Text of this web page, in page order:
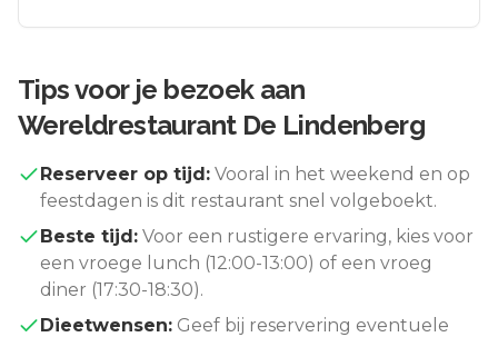
Tips voor je bezoek aan
Wereldrestaurant De Lindenberg
Reserveer op tijd: Vooral in het weekend en op
feestdagen is dit restaurant snel volgeboekt.
Beste tijd: Voor een rustigere ervaring, kies voor
een vroege lunch (12:00-13:00) of een vroeg
diner (17:30-18:30).
Dieetwensen: Geef bij reservering eventuele